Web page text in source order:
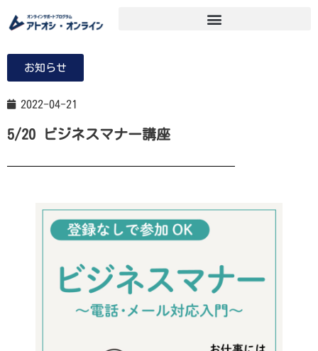
お知らせ
2022-04-21
5/20 ビジネスマナー講座